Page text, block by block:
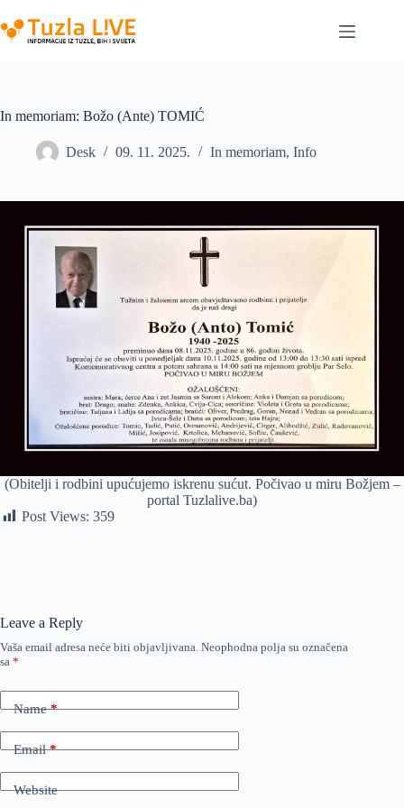
to
content
In memoriam: Božo (Ante) TOMIĆ
Desk 09. 11. 2025. In memoriam, Info
(Obitelji i rodbini upućujemo iskrenu sućut. Počivao u miru Božjem –
portal Tuzlalive.ba)
Post Views: 359
Leave a Reply
Vaša email adresa neće biti objavljivana. Neophodna polja su označena
sa *
Name*
Email*
Website